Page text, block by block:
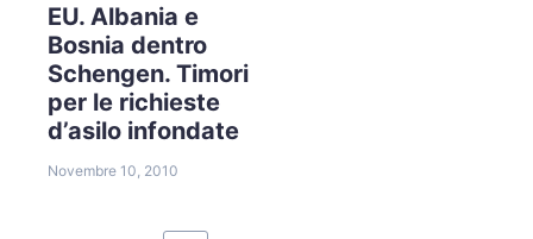
EU. Albania e
Bosnia dentro
Schengen. Timori
per le richieste
d’asilo infondate
Novembre 10, 2010